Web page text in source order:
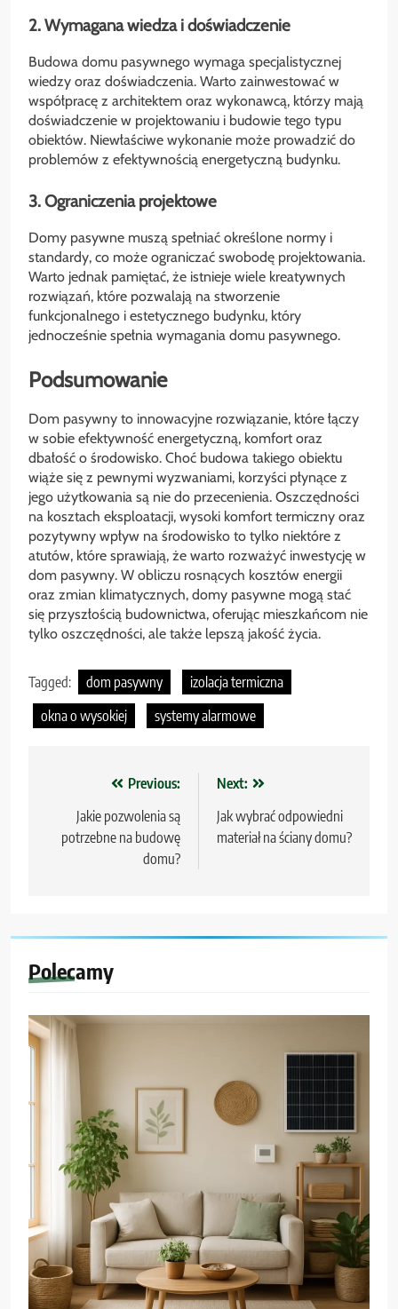
2. Wymagana wiedza i doświadczenie
Budowa domu pasywnego wymaga specjalistycznej
wiedzy oraz doświadczenia. Warto zainwestować w
współpracę z architektem oraz wykonawcą, którzy mają
doświadczenie w projektowaniu i budowie tego typu
obiektów. Niewłaściwe wykonanie może prowadzić do
problemów z efektywnością energetyczną budynku.
3. Ograniczenia projektowe
Domy pasywne muszą spełniać określone normy i
standardy, co może ograniczać swobodę projektowania.
Warto jednak pamiętać, że istnieje wiele kreatywnych
rozwiązań, które pozwalają na stworzenie
funkcjonalnego i estetycznego budynku, który
jednocześnie spełnia wymagania domu pasywnego.
Podsumowanie
Dom pasywny to innowacyjne rozwiązanie, które łączy
w sobie efektywność energetyczną, komfort oraz
dbałość o środowisko. Choć budowa takiego obiektu
wiąże się z pewnymi wyzwaniami, korzyści płynące z
jego użytkowania są nie do przecenienia. Oszczędności
na kosztach eksploatacji, wysoki komfort termiczny oraz
pozytywny wpływ na środowisko to tylko niektóre z
atutów, które sprawiają, że warto rozważyć inwestycję w
dom pasywny. W obliczu rosnących kosztów energii
oraz zmian klimatycznych, domy pasywne mogą stać
się przyszłością budownictwa, oferując mieszkańcom nie
tylko oszczędności, ale także lepszą jakość życia.
Tagged: dom pasywny
izolacja termiczna
okna o wysokiej
systemy alarmowe
Nawigacja
wpisu
Previous:
Jakie pozwolenia są
potrzebne na budowę
domu?
Next:
Jak wybrać odpowiedni
materiał na ściany domu?
Polecamy